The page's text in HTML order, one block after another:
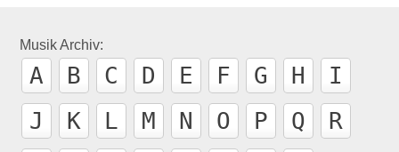
Musik Archiv:
A B C D E F G H
I
J
K L M N O P Q
R